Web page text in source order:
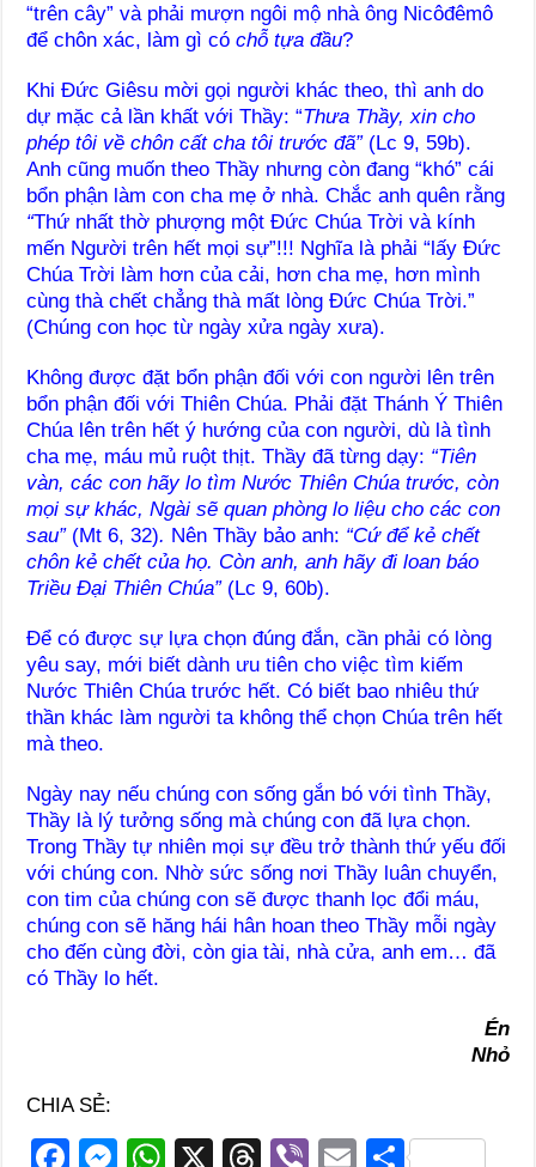
“trên cây” và phải mượn ngôi mộ nhà ông Nicôđêmô
để chôn xác, làm gì cóchỗ tựa đầu?
Khi Đức Giêsu mời gọi người khác theo, thì anh do
dự mặc cả lần khất với Thầy: “Thưa Thầy, xin cho
phép tôi về chôn cất cha tôi trước đã” (Lc 9, 59b).
Anh cũng muốn theo Thầy nhưng còn đang “khó” cái
bổn phận làm con cha mẹ ở nhà. Chắc anh quên rằng
“Thứ nhất thờ phượng một Đức Chúa Trời và kính
mến Người trên hết mọi sự”!!! Nghĩa là phải “lấy Đức
Chúa Trời làm hơn của cải, hơn cha mẹ, hơn mình
cùng thà chết chẳng thà mất lòng Đức Chúa Trời.”
(Chúng con học từ ngày xửa ngày xưa).
Không được đặt bổn phận đối với con người lên trên
bổn phận đối với Thiên Chúa. Phải đặt Thánh Ý Thiên
Chúa lên trên hết ý hướng của con người, dù là tình
cha mẹ, máu mủ ruột thịt. Thầy đã từng dạy: “Tiên
vàn, các con hãy lo tìm Nước Thiên Chúa trước, còn
mọi sự khác, Ngài sẽ quan phòng lo liệu cho các con
sau” (Mt 6, 32). Nên Thầy bảo anh: “Cứ để kẻ chết
chôn kẻ chết của họ. Còn anh, anh hãy đi loan báo
Triều Đại Thiên Chúa” (Lc 9, 60b).
Để có được sự lựa chọn đúng đắn, cần phải có lòng
yêu say, mới biết dành ưu tiên cho việc tìm kiếm
Nước Thiên Chúa trước hết. Có biết bao nhiêu thứ
thần khác làm người ta không thể chọn Chúa trên hết
mà theo.
Ngày nay nếu chúng con sống gắn bó với tình Thầy,
Thầy là lý tưởng sống mà chúng con đã lựa chọn.
Trong Thầy tự nhiên mọi sự đều trở thành thứ yếu đối
với chúng con. Nhờ sức sống nơi Thầy luân chuyển,
con tim của chúng con sẽ được thanh lọc đổi máu,
chúng con sẽ hăng hái hân hoan theo Thầy mỗi ngày
cho đến cùng đời, còn gia tài, nhà cửa, anh em… đã
có Thầy lo hết.
Én
Nhỏ
CHIA SẺ:
F M W X T Vi E S